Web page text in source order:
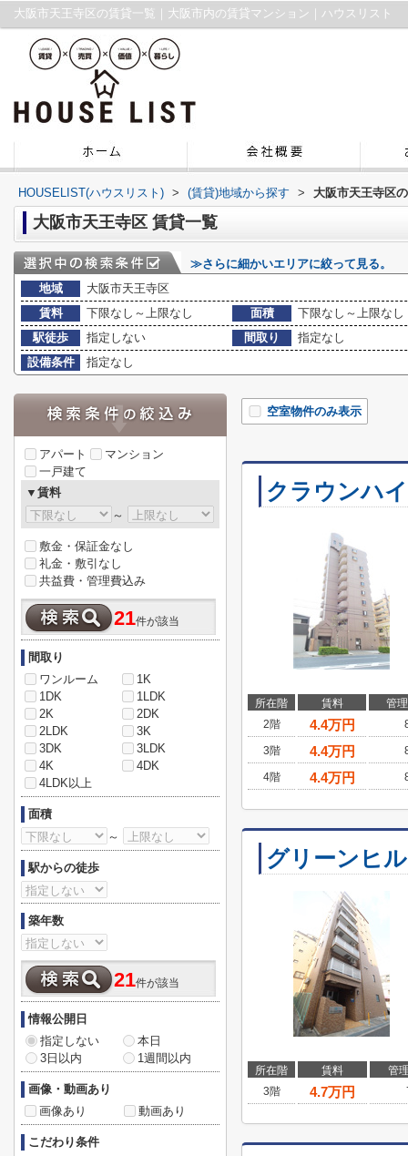
大阪市天王寺区の賃貸一覧｜大阪市内の賃貸マンション｜ハウスリスト
HOUSELIST(ハウスリスト) > (賃貸)地域から探す > 大阪市天王寺区
大阪市天王寺区 賃貸一覧
≫さらに細かいエリアに絞って見る。
地域
大阪市天王寺区
賃料
下限なし～上限なし 面積
下限なし～上限なし
駅徒歩
指定しない 間取り
指定なし
設備条件
指定なし
空室物件のみ表示
クラウンハ
所在階 賃料
管
2階
4.4万円
3階 4.4万円
4階 4.4万円
グリーンヒ
所在階 賃料
管
3階
4.7万円
アパート
マンション
一戸建て
▼賃料
～
敷金・保証金なし
礼金・敷引なし
共益費・管理費込み
21件が該当
間取り
ワンルーム
1K
1DK
1LDK
2K
2DK
2LDK
3K
3DK
3LDK
4K
4DK
4LDK以上
面積
～
駅からの徒歩
築年数
21件が該当
情報公開日
指定しない
本日
3日以内
1週間以内
画像・動画あり
画像あり
動画あり
こだわり条件